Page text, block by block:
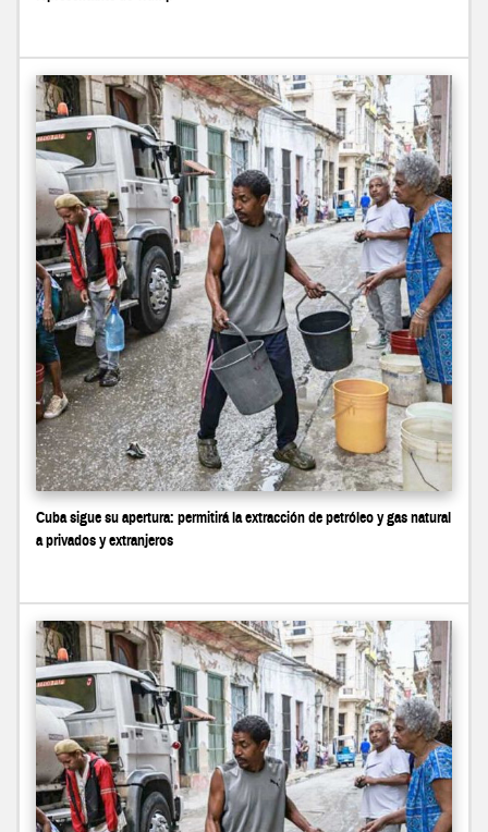
Cuba sigue su apertura: permitirá la extracción de petróleo y gas natural
a privados y extranjeros